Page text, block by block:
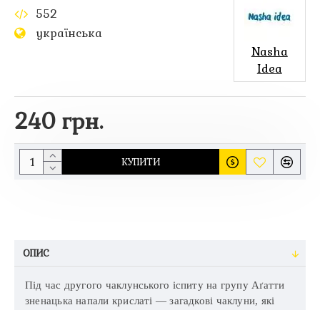
240 грн.
552
українська
Nasha
Idea
КУПИТИ
ОПИС
Під час другого чаклунського іспиту на групу Аґатти
зненацька напали крислаті — загадкові чаклуни, які